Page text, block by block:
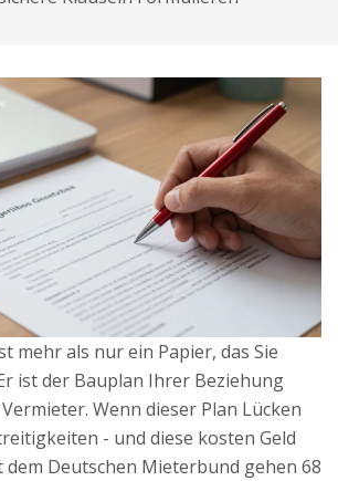
mehr als nur ein Papier, das Sie
ist der Bauplan Ihrer Beziehung
Wenn dieser Plan Lücken
- und diese kosten Geld
dem Deutschen Mieterbund gehen 68